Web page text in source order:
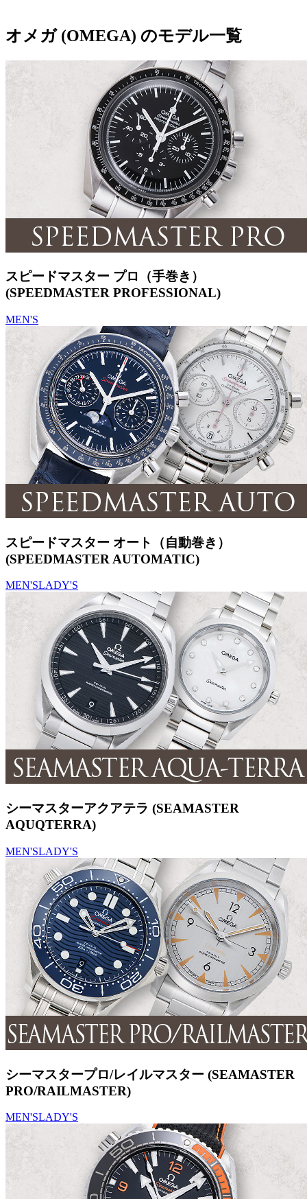
オメガ (OMEGA) のモデル一覧
スピードマスター プロ（手巻き）
(SPEEDMASTER PROFESSIONAL)
MEN'S
スピードマスター オート（自動巻き）
(SPEEDMASTER AUTOMATIC)
MEN'SLADY'S
シーマスターアクアテラ (SEAMASTER
AQUQTERRA)
MEN'SLADY'S
シーマスタープロ/レイルマスター (SEAMASTER
PRO/RAILMASTER)
MEN'SLADY'S